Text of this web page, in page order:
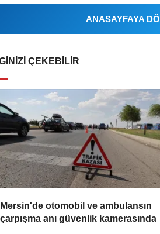
ANASAYFAYA
ÇEKEBILIR
Mersin'de otomobil ve ambulansın
çarpışma anı güvenlik kamerasında